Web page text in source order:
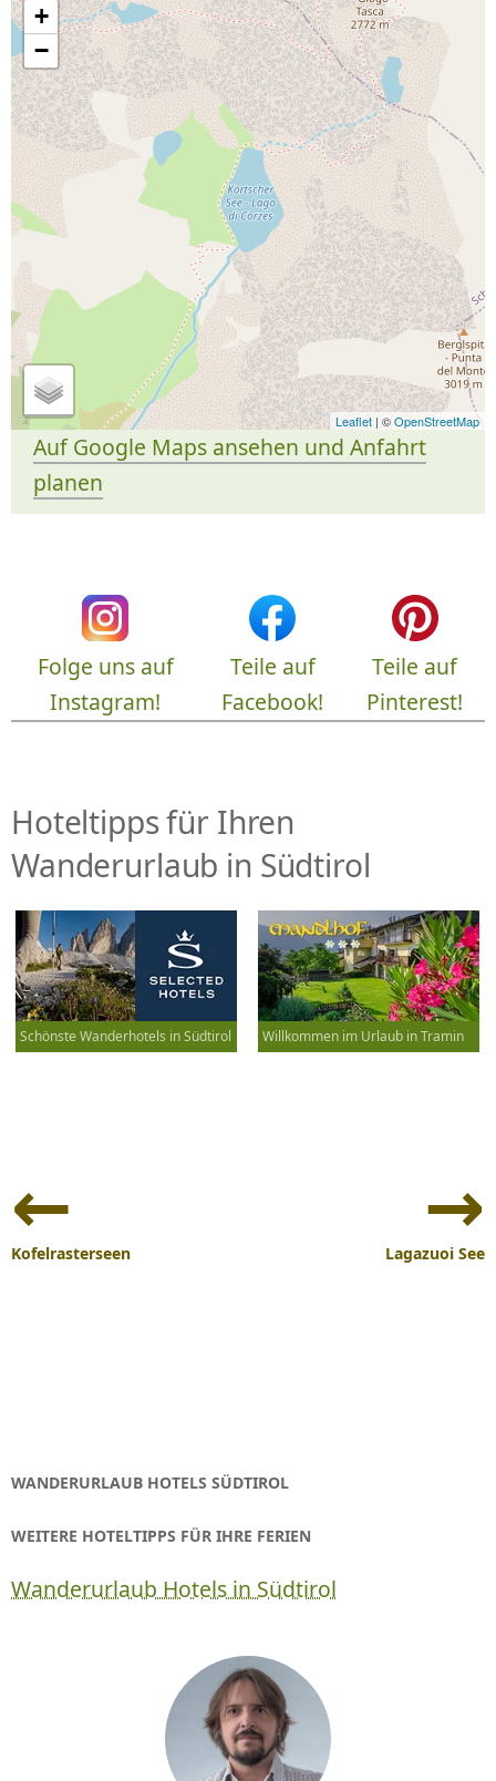
+
−
Leaflet | ©OpenStreetMap
Auf Google Maps ansehen und Anfahrt
planen
Folge uns auf
Instagram!
Teile auf
Facebook!
Teile auf
Pinterest!
Hoteltipps für Ihren
Wanderurlaub in Südtirol
Schönste Wanderhotels in Südtirol Willkommen im Urlaub in Tramin
Navigation
Kofelrasterseen Lagazuoi See
WANDERURLAUB HOTELS SÜDTIROL
WEITERE HOTELTIPPS FÜR IHRE FERIEN
Wanderurlaub Hotels in Südtirol